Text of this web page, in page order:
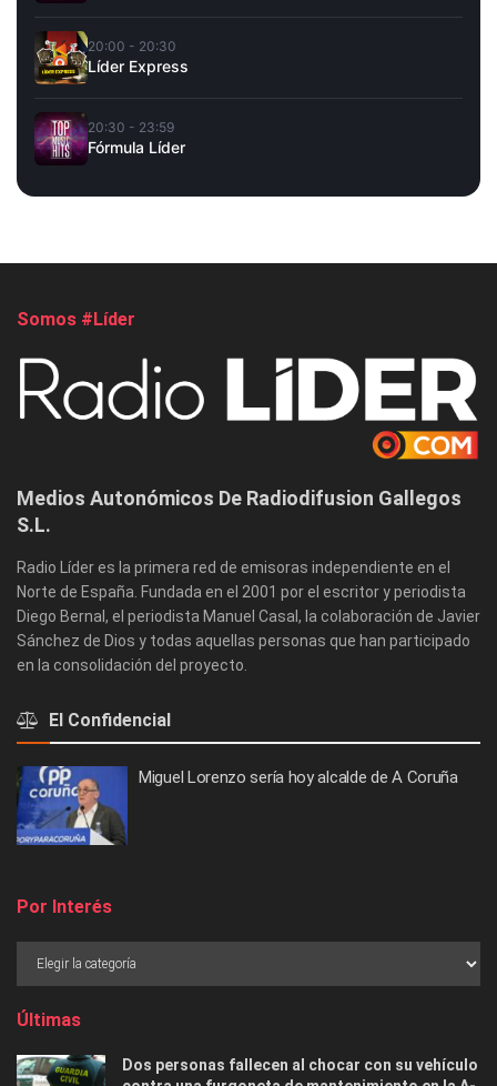
20:00 - 20:30
Líder Express
20:30 - 23:59
Fórmula Líder
Somos #Líder
Medios Autonómicos De Radiodifusion Gallegos
S.L.
Radio Líder es la primera red de emisoras independiente en el
Norte de España. Fundada en el 2001 por el escritor y periodista
Diego Bernal, el periodista Manuel Casal, la colaboración de Javier
Sánchez de Dios y todas aquellas personas que han participado
en la consolidación del proyecto.
El Confidencial
Miguel Lorenzo sería hoy alcalde de A Coruña
Por Interés
Últimas
Dos personas fallecen al chocar con su vehículo